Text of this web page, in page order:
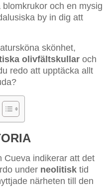
och en mysig
by in dig att
skönhet,
olivfältskullar och
redo att upptäcka allt
Cueva indikerar att det
under neolitisk tid
närheten till den